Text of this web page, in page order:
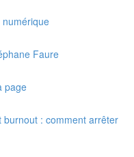
Faure
page
burnout : comment arrêter